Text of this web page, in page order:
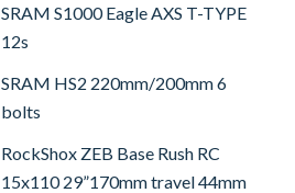
SRAM S1000 Eagle AXS T-TYPE
12s
SRAM HS2 220mm/200mm 6
bolts
RockShox ZEB Base Rush RC
15x110 29”170mm travel 44mm